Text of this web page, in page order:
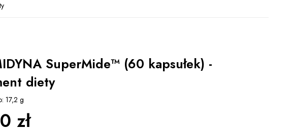
SuperMide™ (60 kapsułek) -
diety
17,2 g
zł